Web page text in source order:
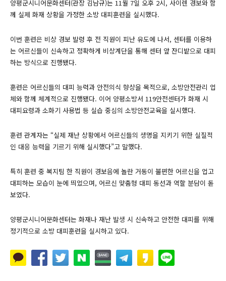
양평군시니어문화센터(관장 김남규)는 11월 7일 오후 2시, 사이렌 경보와 함
께 실제 화재 상황을 가정한 소방 대피훈련을 실시했다.
이번 훈련은 비상 경보 발령 후 전 직원이 피난 유도에 나서, 센터를 이용하
는 어르신들이 신속하고 정확하게 비상계단을 통해 센터 앞 잔디밭으로 대피
하는 방식으로 진행됐다.
훈련은 어르신들의 대피 능력과 안전의식 향상을 목적으로, 소방안전관리 업
체와 함께 체계적으로 진행됐다. 이어 양평소방서 119안전센터가 화재 시
대피요령과 소화기 사용법 등 실습 중심의 소방안전교육을 실시했다.
훈련 관계자는 “실제 재난 상황에서 어르신들의 생명을 지키기 위한 실질적
인 대응 능력을 기르기 위해 실시했다”고 말했다.
특히 훈련 중 복지팀 한 직원이 경보음에 놀란 거동이 불편한 어르신을 업고
대피하는 모습이 눈에 띄었으며, 어르신 맞춤형 대피 동선과 역할 분담이 돋
보였다.
양평군시니어문화센터는 화재나 재난 발생 시 신속하고 안전한 대피를 위해
정기적으로 소방 대피훈련을 실시하고 있다.